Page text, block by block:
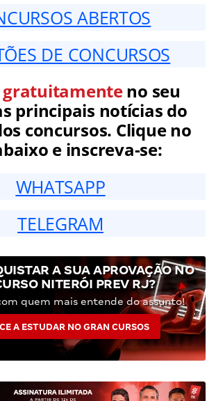
ABERTOS
DE CONCURSOS
gratuitamenteno seu
principais notícias do
concursos. Clique no
e inscreva-se:
WHATSAPP
TELEGRAM
A SUA APROVAÇÃO NO
NITERÓI PREV RJ?
quem mais entende do assunto!
A ESTUDAR NO GRAN CURSOS